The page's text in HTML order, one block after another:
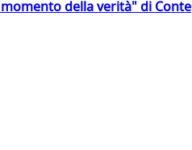
della verità" di Conte